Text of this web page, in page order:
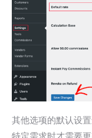
其他选项的默认设